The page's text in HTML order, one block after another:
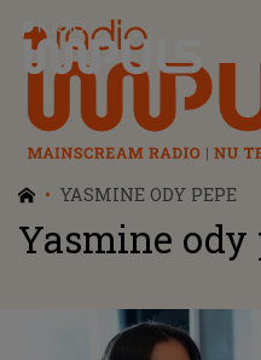
Radio Impuls
YASMINE ODY PEPE
Yasmine ody